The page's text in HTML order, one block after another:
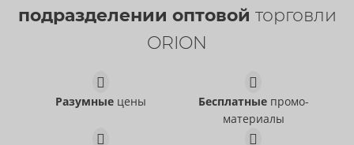
Plush Slippers Penis
подразделении оптовой торговли
ORION
Разумныецены Бесплатныепромо-
материалы